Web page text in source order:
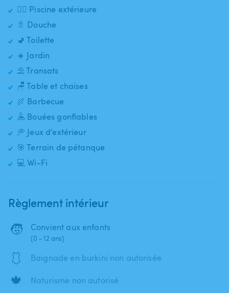
🏊‍♂️ Piscine extérieure
🚿 Douche
🚽 Toilette
☀️ Jardin
⛱️ Transats
🪑 Table et chaises
🍖 Barbecue
🤽 Bouées gonflables
🥏 Jeux d'extérieur
🎯 Terrain de pétanque
💻 Wi-Fi
Règlement intérieur
🧒 Convient aux enfants
(0 - 12 ans)
🩱 Baignade en burkini non autorisée
🍁 Naturisme non autorisé